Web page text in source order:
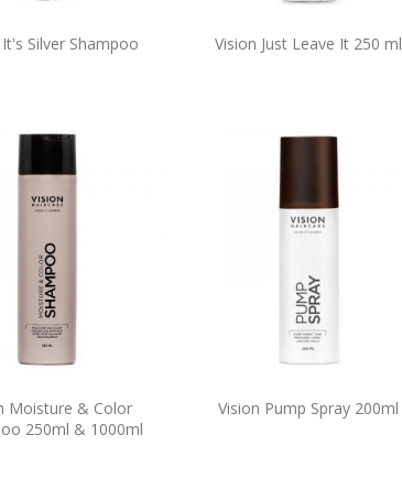
Silver Shampoo Vision Just Leave It 250 ml
Moisture & Color
250ml & 1000ml
Vision Pump Spray 200ml